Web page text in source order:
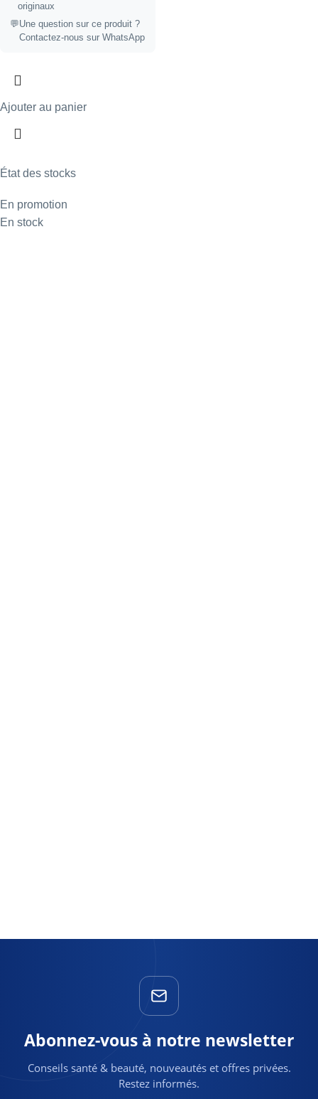
État des stocks
En promotion
En stock
originaux
💬Une question sur ce produit ?
Contactez-nous sur WhatsApp
Ajouter au panier
Abonnez-vous à notre newsletter
Conseils santé & beauté, nouveautés et offres privées.
Restez informés.